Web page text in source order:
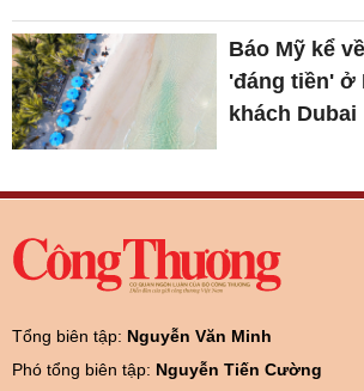
Báo Mỹ kể
'đáng tiền' ở
khách Dubai
Tổng biên tập: Nguyễn Văn Minh
Phó tổng biên tập: Nguyễn Tiến Cường